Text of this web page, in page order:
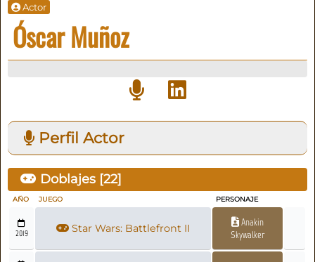
Actor
Óscar Muñoz
Perfil Actor
Doblajes [22]
AÑO JUEGO PERSONAJE
2019 Star Wars: Battlefront II
Anakin
Skywalker